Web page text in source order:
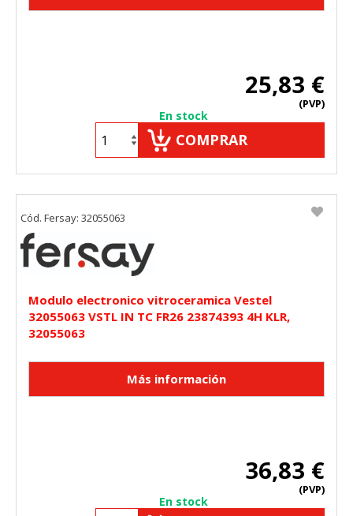
25,83 €
(PVP)
En stock
COMPRAR
Modulo electronico vitroceramica Vestel
32055063 VSTL IN TC FR26 23874393 4H KLR,
32055063
36,83 €
(PVP)
En stock
Cód. Fersay: 32055063